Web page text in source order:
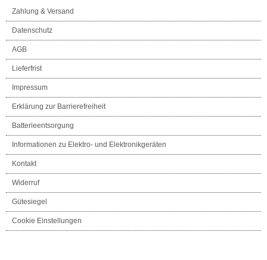
Zahlung & Versand
Datenschutz
AGB
Lieferfrist
Impressum
Erklärung zur Barrierefreiheit
Batterieentsorgung
Informationen zu Elektro- und Elektronikgeräten
Kontakt
Widerruf
Gütesiegel
Cookie Einstellungen